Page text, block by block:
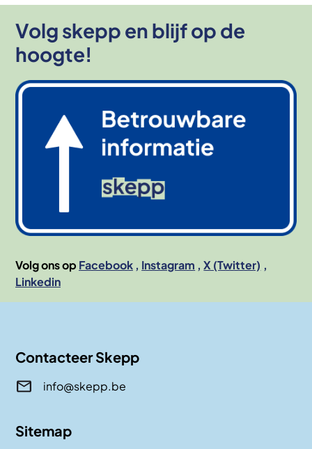
Volg skepp en blijf op de
hoogte!
Afbeelding
Volg ons op Facebook Instagram
X (Twitter)
Linkedin
Contacteer Skepp
info@skepp.be
Sitemap